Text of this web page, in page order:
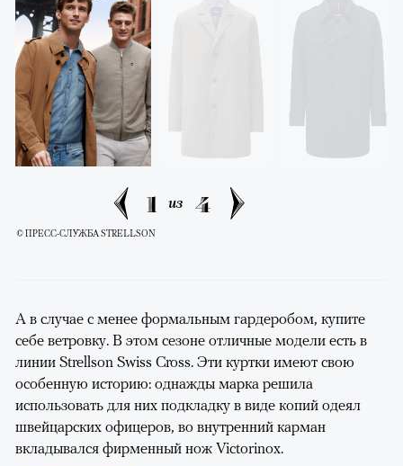
1 из 4
© ПРЕСС-СЛУЖБА STRELLSON
А в случае с менее формальным гардеробом, купите
себе ветровку. В этом сезоне отличные модели есть в
линии Strellson Swiss Cross. Эти куртки имеют свою
особенную историю: однажды марка решила
использовать для них подкладку в виде копий одеял
швейцарских офицеров, во внутренний карман
вкладывался фирменный нож Victorinox.